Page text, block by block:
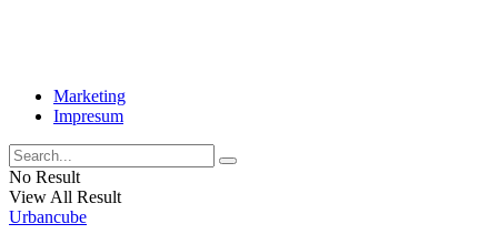
Marketing
Impresum
No Result
View All Result
Urbancube